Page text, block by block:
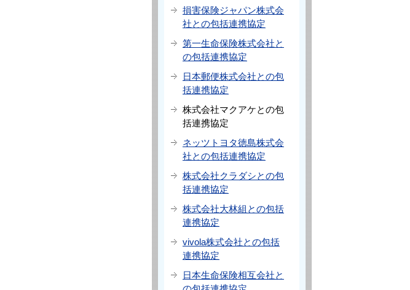
損害保険ジャパン株式会
社との包括連携協定
第一生命保険株式会社と
の包括連携協定
日本郵便株式会社との包
括連携協定
株式会社マクアケとの包
括連携協定
ネッツトヨタ徳島株式会
社との包括連携協定
株式会社クラダシとの包
括連携協定
株式会社大林組との包括
連携協定
vivola株式会社との包括
連携協定
日本生命保険相互会社と